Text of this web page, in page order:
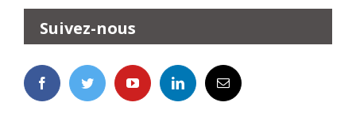
Suivez-nous